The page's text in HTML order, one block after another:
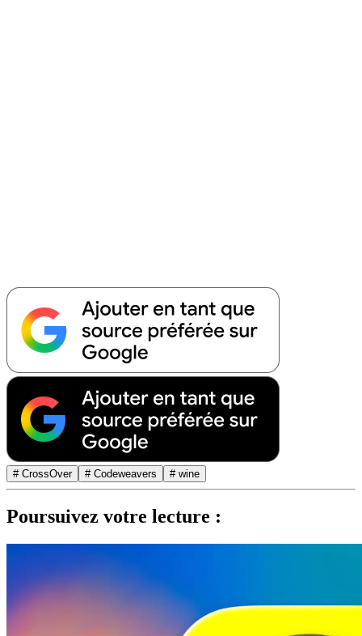
# CrossOver # Codeweavers # wine
Poursuivez votre lecture :